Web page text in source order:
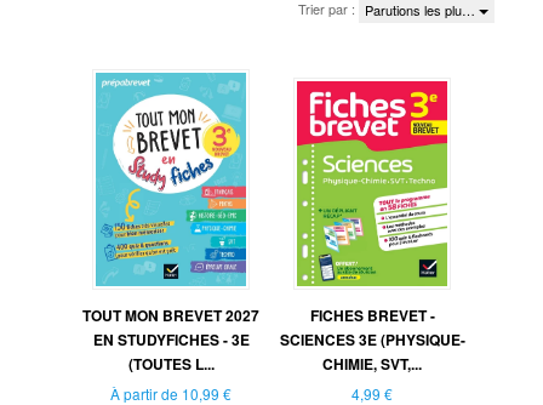
Trier par : Parutions les plu…
TOUT MON BREVET 2027
EN STUDYFICHES - 3E
(TOUTES L...
À partir de 10,99 €
FICHES BREVET -
SCIENCES 3E (PHYSIQUE-
CHIMIE, SVT,...
4,99 €